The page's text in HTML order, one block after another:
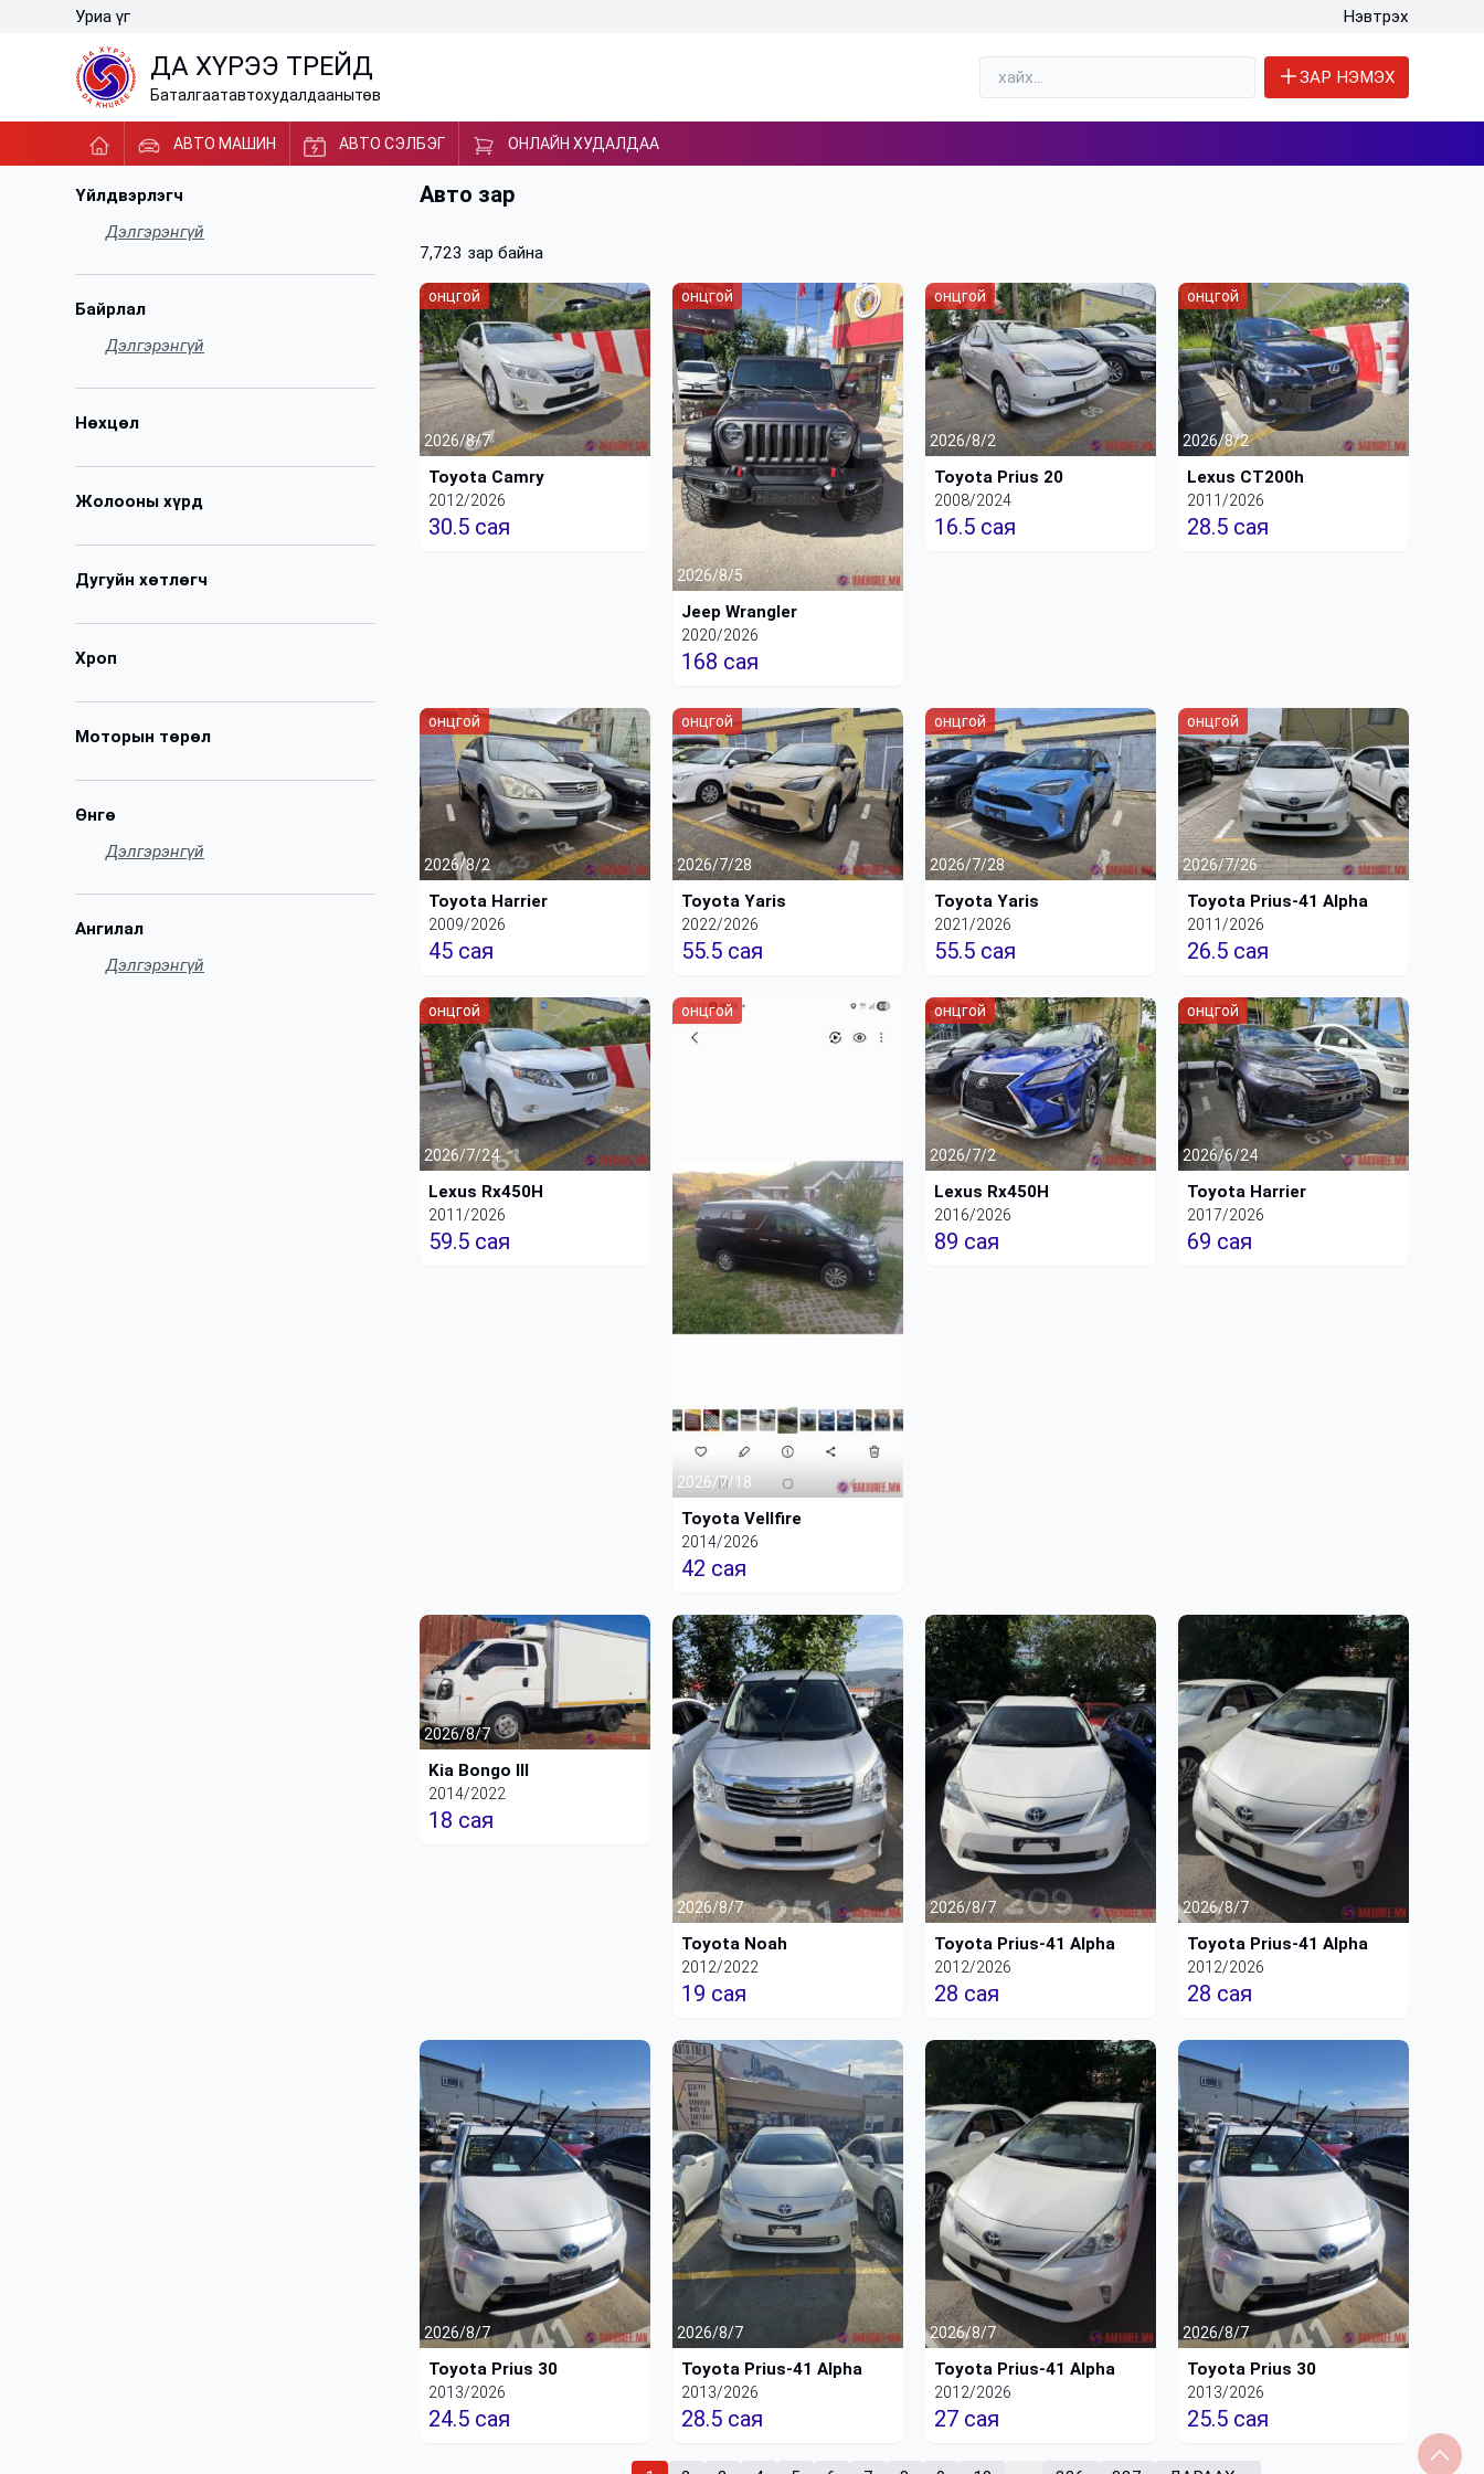
Уриа үг Нэвтрэх
ДА ХҮРЭЭ ТРЕЙД
Баталгаатавтохудалдаанытөв
ЗАР НЭМЭХ
АВТО МАШИН АВТО СЭЛБЭГ ОНЛАЙН ХУДАЛДАА
Үйлдвэрлэгч
Дэлгэрэнгүй
Байрлал
Дэлгэрэнгүй
Нөхцөл
Жолооны хүрд
Дугуйн хөтлөгч
Хроп
Моторын төрөл
Өнгө
Дэлгэрэнгүй
Ангилал
Дэлгэрэнгүй
Авто зар
7,723 зар байна
онцгой
2026/8/7
Toyota Camry
2012/2026
30.5 сая
онцгой
2026/8/5
Jeep Wrangler
2020/2026
168 сая
онцгой
2026/8/2
Toyota Prius 20
2008/2024
16.5 сая
онцгой
2026/8/2
Lexus CT200h
2011/2026
28.5 сая
онцгой
2026/8/2
Toyota Harrier
2009/2026
45 сая
онцгой
2026/7/28
Toyota Yaris
2022/2026
55.5 сая
онцгой
2026/7/28
Toyota Yaris
2021/2026
55.5 сая
онцгой
2026/7/26
Toyota Prius-41 Alpha
2011/2026
26.5 сая
онцгой
2026/7/24
Lexus Rx450H
2011/2026
59.5 сая
онцгой
2026/7/18
Toyota Vellfire
2014/2026
42 сая
онцгой
2026/7/2
Lexus Rx450H
2016/2026
89 сая
онцгой
2026/6/24
Toyota Harrier
2017/2026
69 сая
2026/8/7
Kia Bongo III
2014/2022
18 сая
2026/8/7
Toyota Noah
2012/2022
19 сая
2026/8/7
Toyota Prius-41 Alpha
2012/2026
28 сая
2026/8/7
Toyota Prius-41 Alpha
2012/2026
28 сая
2026/8/7
Toyota Prius 30
2013/2026
24.5 сая
2026/8/7
Toyota Prius-41 Alpha
2013/2026
28.5 сая
2026/8/7
Toyota Prius-41 Alpha
2012/2026
27 сая
2026/8/7
Toyota Prius 30
2013/2026
25.5 сая